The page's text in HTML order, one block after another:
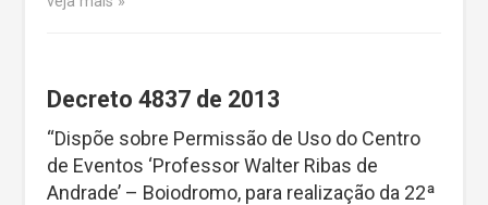
Decreto 4837 de 2013
“Dispõe sobre Permissão de Uso do Centro
de Eventos ‘Professor Walter Ribas de
Andrade’ – Boiodromo, para realização da 22ª